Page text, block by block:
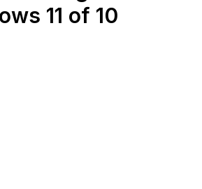
11 of 10